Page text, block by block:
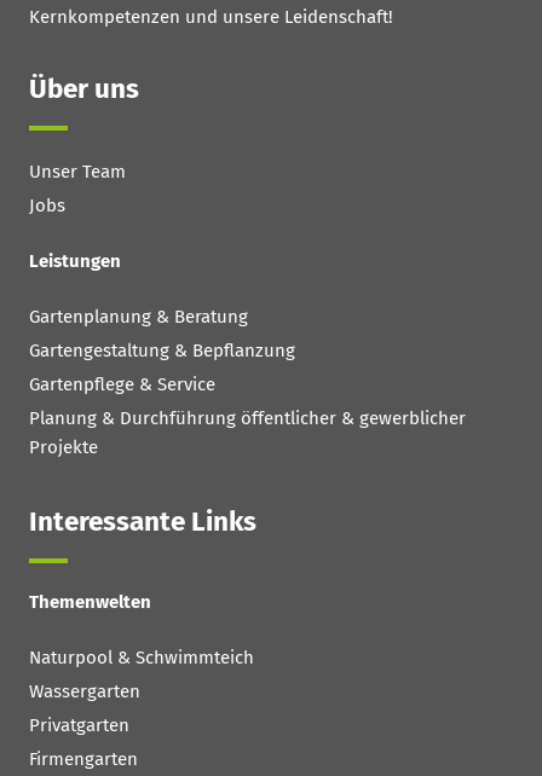
Kernkompetenzen und unsere Leidenschaft!
Über uns
Unser Team
Jobs
Leistungen
Gartenplanung & Beratung
Gartengestaltung & Bepflanzung
Gartenpflege & Service
Planung & Durchführung öffentlicher & gewerblicher
Projekte
Interessante Links
Themenwelten
Naturpool & Schwimmteich
Wassergarten
Privatgarten
Firmengarten